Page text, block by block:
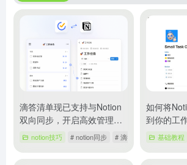
滴答清单现已支持与Notion
双向同步，开启高效管理新
体验notion技巧 # notion同步 # 滴答清单
如何将
到你的工
基础教程